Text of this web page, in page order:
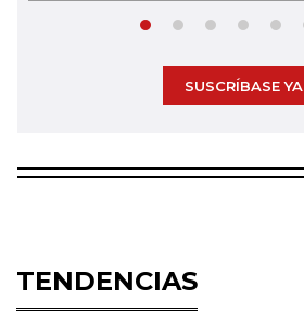
SUSCRÍBASE YA
TENDENCIAS